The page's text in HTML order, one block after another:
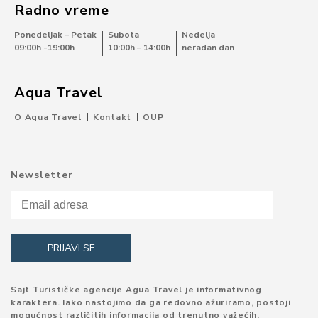
Radno vreme
Ponedeljak – Petak
09:00h -19:00h
Subota
10:00h – 14:00h
Nedelja
neradan dan
Aqua Travel
O Aqua Travel Kontakt OUP
Newsletter
Sajt Turističke agencije Agua Travel je informativnog
karaktera. Iako nastojimo da ga redovno ažuriramo, postoji
mogućnost različitih informacija od trenutno važećih.